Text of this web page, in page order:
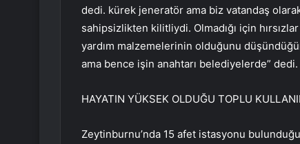
dedi. kürek jeneratör ama biz vatandaş
sahipsizlikten kilitliydi. Olmadığı için
yardım malzemelerinin olduğunu
ama bence işin anahtarı belediyelerde” dedi.
HAYATIN YÜKSEK OLDUĞU TOPLU
Zeytinburnu’nda 15 afet istasyonu